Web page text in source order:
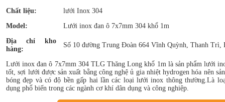
Chất liệu:
lưới Inox 304
Model:
Lưới inox đan ô 7x7mm 304 khổ 1m
Địa chỉ kho
hàng:
Số 10 đường Trung Đoàn 664 Vĩnh Quỳnh, Thanh Trì,
Lưới inox đan ô 7x7mm 304 TLG Thăng Long khổ 1m là sản phẩm lưới
tốt, sợi lưới được sản xuất bằng công nghệ ủ gia nhiệt hydrogen hóa nên
bóng đẹp và có độ bền gấp hai lần các loại lưới inox thông thường.Là
dụng phổ biến trong các ngành cơ khí dân dụng và công nghiệp.